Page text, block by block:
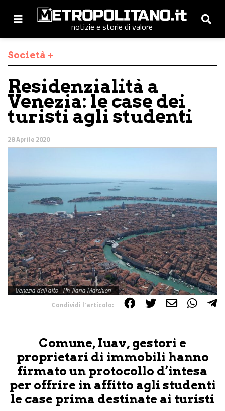
notizie e storie di valore
Società +
Residenzialità a
Venezia: le case dei
turisti agli studenti
28 Aprile 2020
Venezia dall'alto - Ph. Ilaria Marchiori
Condividi l'articolo:
Comune, Iuav, gestori e
proprietari di immobili hanno
firmato un protocollo d’intesa
per offrire in affitto agli studenti
le case prima destinate ai turisti